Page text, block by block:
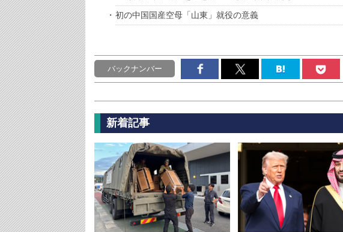
初の中国国産空母「山東」就役の意義
バックナンバー
新着記事